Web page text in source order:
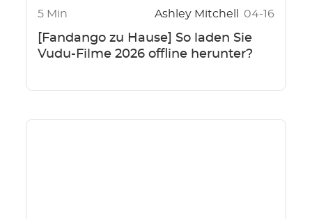
5 Min Ashley Mitchell 04-16
[Fandango zu Hause] So laden Sie
Vudu-Filme 2026 offline herunter?